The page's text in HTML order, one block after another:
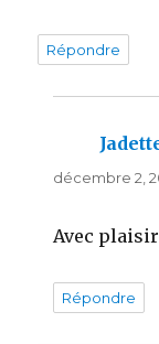
Répondre
décembre 2,
Avec
Répondre